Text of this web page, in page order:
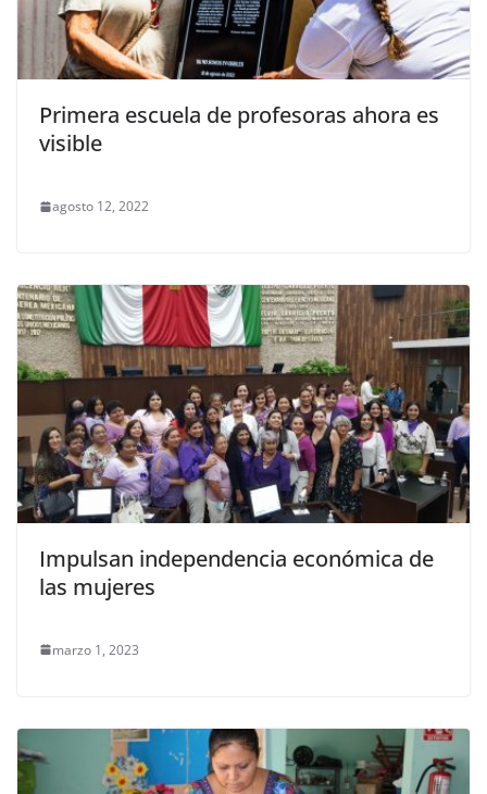
Primera escuela de profesoras ahora es
visible
agosto 12, 2022
Impulsan independencia económica de
las mujeres
marzo 1, 2023